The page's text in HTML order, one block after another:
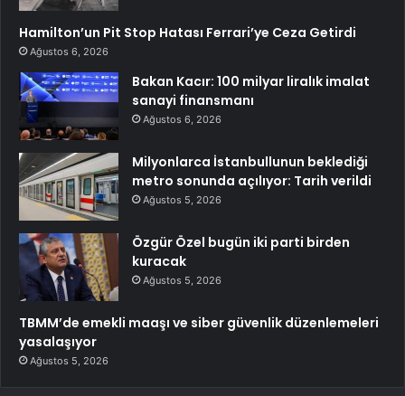
Hamilton’un Pit Stop Hatası Ferrari’ye Ceza Getirdi
Ağustos 6, 2026
Bakan Kacır: 100 milyar liralık imalat
sanayi finansmanı
Ağustos 6, 2026
Milyonlarca İstanbullunun beklediği
metro sonunda açılıyor: Tarih verildi
Ağustos 5, 2026
Özgür Özel bugün iki parti birden
kuracak
Ağustos 5, 2026
TBMM’de emekli maaşı ve siber güvenlik düzenlemeleri
yasalaşıyor
Ağustos 5, 2026